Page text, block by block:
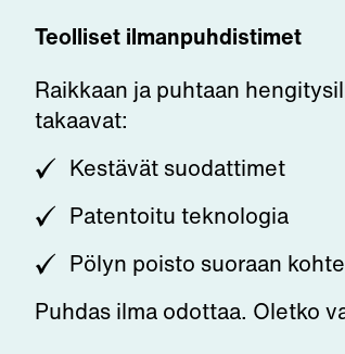
Teolliset ilmanpuhdistimet
Raikkaan ja puhtaan
takaavat:
Kestävät suodattimet
Patentoitu teknologia
Pölyn poisto suoraan
Puhdas ilma odottaa. Oletko